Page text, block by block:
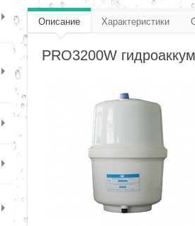
Описание Характеристики
PRO3200W